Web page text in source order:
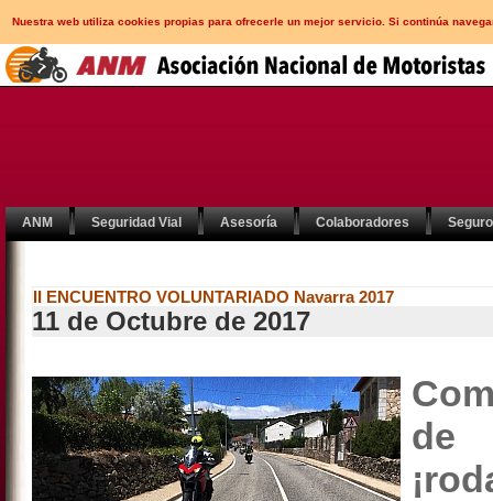
Nuestra web utiliza cookies propias para ofrecerle un mejor servicio. Si continúa
ANM Seguridad Vial Asesoría Colaboradores
II ENCUENTRO VOLUNTARIADO Navarra 2017
11 de Octubre de 2017
de